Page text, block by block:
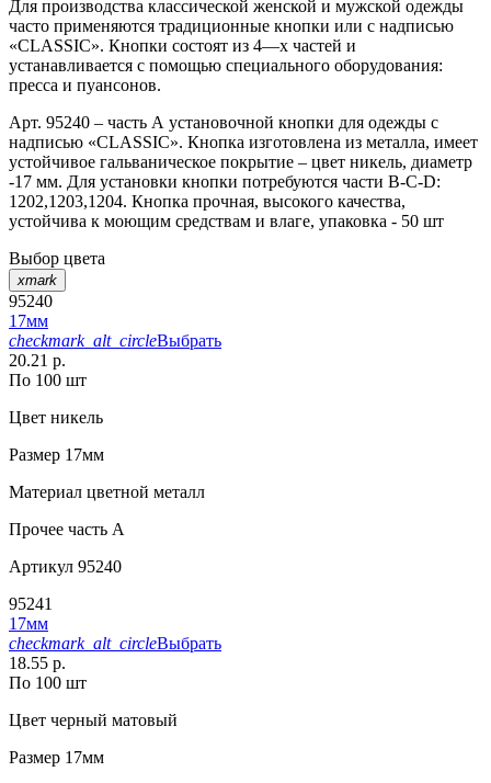
Для производства классической женской и мужской одежды
часто применяются традиционные кнопки или с надписью
«CLASSIC». Кнопки состоят из 4—х частей и
устанавливается с помощью специального оборудования:
пресса и пуансонов.
Арт. 95240 – часть А установочной кнопки для одежды с
надписью «CLASSIC». Кнопка изготовлена из металла, имеет
устойчивое гальваническое покрытие – цвет никель, диаметр
-17 мм. Для установки кнопки потребуются части В-С-D:
1202,1203,1204. Кнопка прочная, высокого качества,
устойчива к моющим средствам и влаге, упаковка - 50 шт
Выбор цвета
xmark
95240
17мм
checkmark_alt_circleВыбрать
20.21 р.
По 100 шт
Цвет никель
Размер 17мм
Материал цветной металл
Прочее часть A
Артикул 95240
95241
17мм
checkmark_alt_circleВыбрать
18.55 р.
По 100 шт
Цвет черный матовый
Размер 17мм